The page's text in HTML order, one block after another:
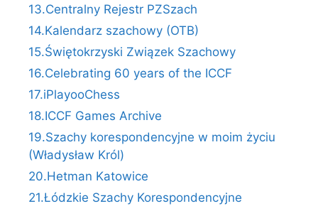
13.Centralny Rejestr PZSzach
14.Kalendarz szachowy (OTB)
15.Świętokrzyski Związek Szachowy
16.Celebrating 60 years of the ICCF
17.iPlayooChess
18.ICCF Games Archive
19.Szachy korespondencyjne w moim życiu
(Władysław Król)
20.Hetman Katowice
21.Łódzkie Szachy Korespondencyjne